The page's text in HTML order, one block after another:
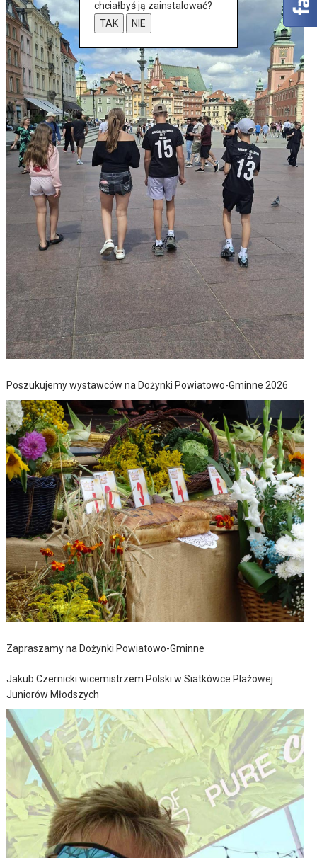
Poszukujemy wystawców na Dożynki Powiatowo-Gminne 2026
Zapraszamy na Dożynki Powiatowo-Gminne
Jakub Czernicki wicemistrzem Polski w Siatkówce Plażowej
Juniorów Młodszych
chciałbyś ją zainstalować?
TAK
NIE